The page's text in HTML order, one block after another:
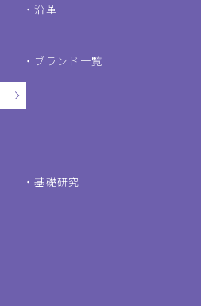
沿革
ブランド一覧
基礎研究